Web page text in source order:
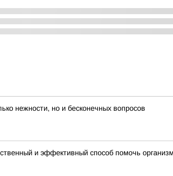
нежности, но и бесконечных вопросов
и эффективный способ помочь